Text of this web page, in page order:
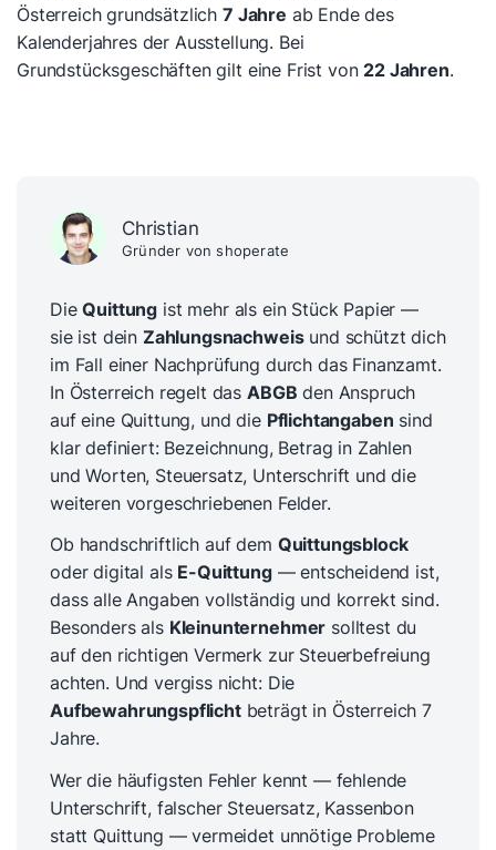
Österreich grundsätzlich 7 Jahre ab Ende des
Kalenderjahres der Ausstellung. Bei
Grundstücksgeschäften gilt eine Frist von22 Jahren.
Christian
Gründer von shoperate
DieQuittung ist mehr als ein Stück Papier —
sie ist dein Zahlungsnachweisund schützt dich
im Fall einer Nachprüfung durch das Finanzamt.
In Österreich regelt das ABGB den Anspruch
auf eine Quittung, und die Pflichtangaben sind
klar definiert: Bezeichnung, Betrag in Zahlen
und Worten, Steuersatz, Unterschrift und die
weiteren vorgeschriebenen Felder.
Ob handschriftlich auf dem Quittungsblock
oder digital als E-Quittung— entscheidend ist,
dass alle Angaben vollständig und korrekt sind.
Besonders als Kleinunternehmer solltest du
auf den richtigen Vermerk zur Steuerbefreiung
achten. Und vergiss nicht: Die
Aufbewahrungspflichtbeträgt in Österreich 7
Jahre.
Wer die häufigsten Fehler kennt — fehlende
Unterschrift, falscher Steuersatz, Kassenbon
statt Quittung — vermeidet unnötige Probleme